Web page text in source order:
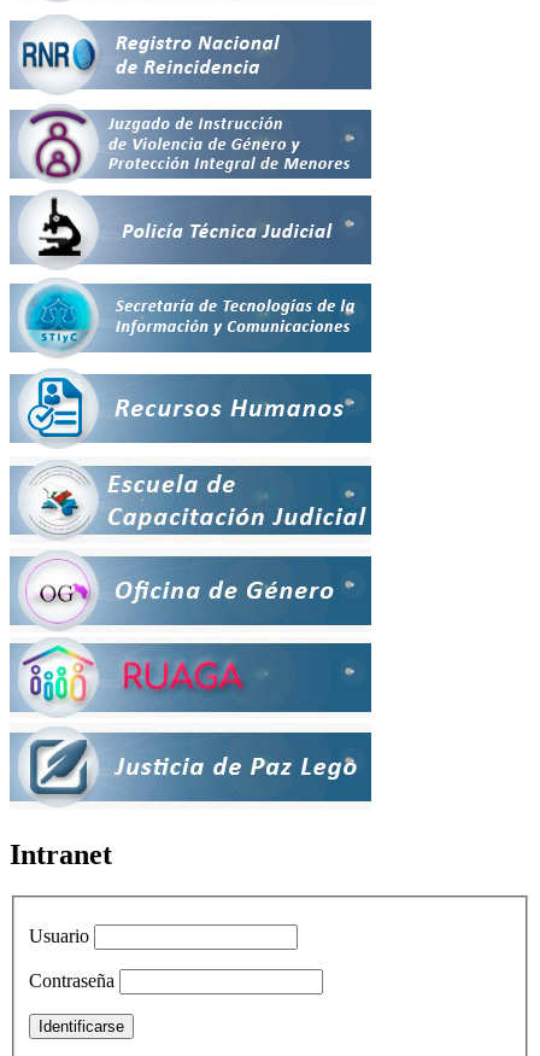
Intranet
Usuario
Contraseña